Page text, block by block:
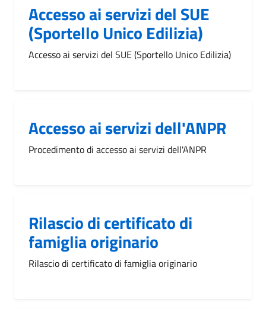
Accesso ai servizi del SUE
(Sportello Unico Edilizia)
Accesso ai servizi del SUE (Sportello Unico Edilizia)
Accesso ai servizi dell'ANPR
Procedimento di accesso ai servizi dell'ANPR
Rilascio di certificato di
famiglia originario
Rilascio di certificato di famiglia originario